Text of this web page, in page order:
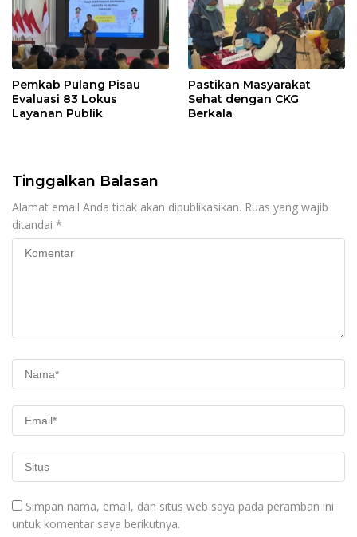
Pemkab Pulang Pisau
Evaluasi 83 Lokus
Layanan Publik
Pastikan Masyarakat
Sehat dengan CKG
Berkala
Tinggalkan Balasan
Alamat email Anda tidak akan dipublikasikan. Ruas yang wajib
ditandai *
Simpan nama, email, dan situs web saya pada peramban ini
untuk komentar saya berikutnya.